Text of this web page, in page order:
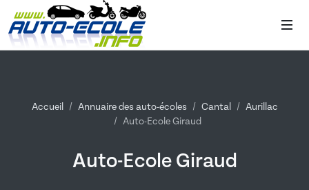
Accueil Annuaire des auto-écoles Cantal
Aurillac
Auto-Ecole Giraud
Auto-Ecole Giraud